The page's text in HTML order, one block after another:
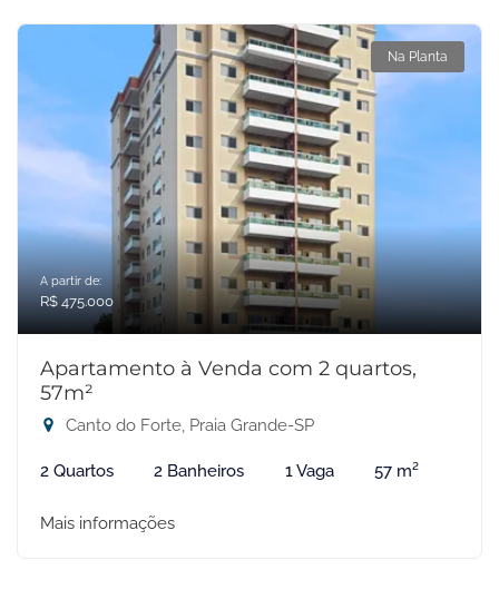
Na Planta
A partir de:
R$ 475.000
Apartamento à Venda com 2 quartos,
57m²
Canto do Forte, Praia Grande-SP
2 Quartos 2 Banheiros 1 Vaga 57 m²
Mais informações